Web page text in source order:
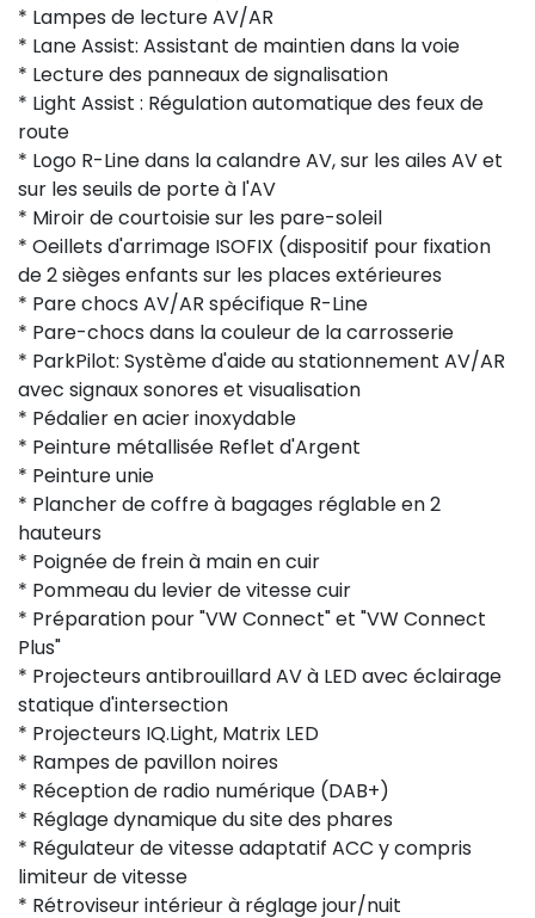
* Lampes de lecture AV/AR
* Lane Assist: Assistant de maintien dans la voie
* Lecture des panneaux de signalisation
* Light Assist : Régulation automatique des feux de
route
* Logo R-Line dans la calandre AV, sur les ailes AV et
sur les seuils de porte à l'AV
* Miroir de courtoisie sur les pare-soleil
* Oeillets d'arrimage ISOFIX (dispositif pour fixation
de 2 sièges enfants sur les places extérieures
* Pare chocs AV/AR spécifique R-Line
* Pare-chocs dans la couleur de la carrosserie
* ParkPilot: Système d'aide au stationnement AV/AR
avec signaux sonores et visualisation
* Pédalier en acier inoxydable
* Peinture métallisée Reflet d'Argent
* Peinture unie
* Plancher de coffre à bagages réglable en 2
hauteurs
* Poignée de frein à main en cuir
* Pommeau du levier de vitesse cuir
* Préparation pour "VW Connect" et "VW Connect
Plus"
* Projecteurs antibrouillard AV à LED avec éclairage
statique d'intersection
* Projecteurs IQ.Light, Matrix LED
* Rampes de pavillon noires
* Réception de radio numérique (DAB+)
* Réglage dynamique du site des phares
* Régulateur de vitesse adaptatif ACC y compris
limiteur de vitesse
* Rétroviseur intérieur à réglage jour/nuit